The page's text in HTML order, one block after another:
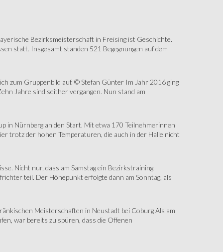
Bezirksmeisterschaft in Freising ist Geschichte.
statt. Insgesamt standen 521 Begegnungen auf dem
zum Gruppenbild auf. © Stefan Günter Im Jahr 2016 ging
Jahre sind seither vergangen. Nun stand am
in Nürnberg an den Start. Mit etwa 170 Teilnehmerinnen
trotz der hohen Temperaturen, die auch in der Halle nicht
Nicht nur, dass am Samstag ein Bezirkstraining
teil. Der Höhepunkt erfolgte dann am Sonntag, als
Meisterschaften in Neustadt bei Coburg Als am
war bereits zu spüren, dass die Offenen